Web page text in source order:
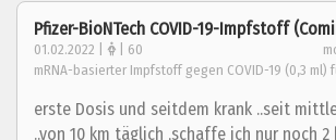
Pfizer-BioNTech COVID-19-Impfstoff
01.02.2022 | | 60
mRNA-basierter Impfstoff gegen COVID-19 (0,3 ml)
erste Dosis und seitdem krank ..seit
..von 10 km täglich ,schaffe ich nur noch 2